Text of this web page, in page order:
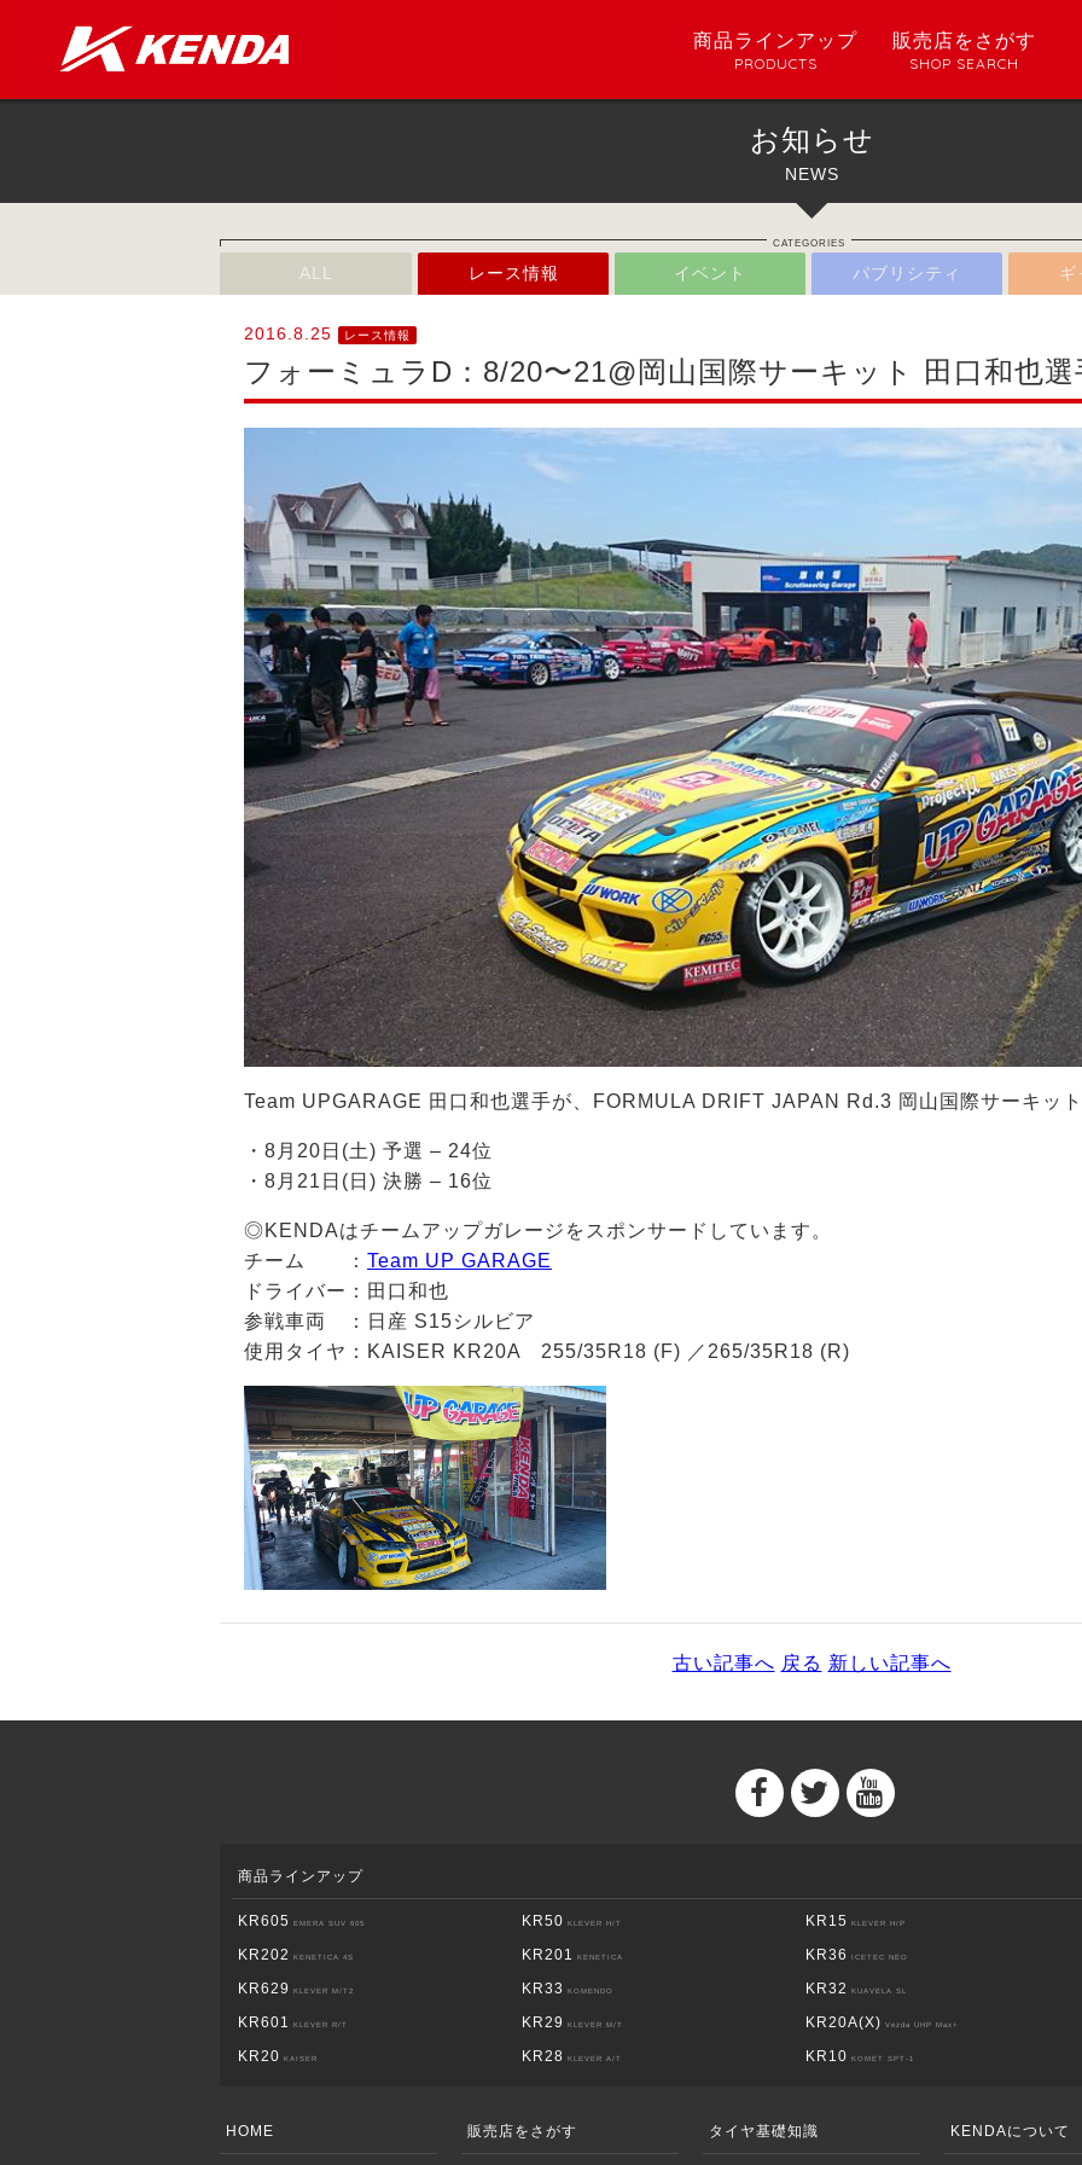
商品ラインアップ
PRODUCTS
販売店をさがす
SHOP SEARCH
お知らせ
NEWS
CATEGORIES
ALL レース情報 イベント パブリシティ ギ
2016.8.25 レース情報
フォーミュラD：8/20〜21@岡山国際サーキット 田口和也選
Team UPGARAGE 田口和也選手が、FORMULA DRIFT JAPAN Rd.3 岡山国際サーキット
・8月20日(土) 予選 – 24位
・8月21日(日) 決勝 – 16位
◎KENDAはチームアップガレージをスポンサードしています。
チーム ： Team UP GARAGE
ドライバー：田口和也
参戦車両 ：日産 S15シルビア
使用タイヤ： KAISER KR20A 255/35R18 (F) ／265/35R18 (R)
古い記事へ 戻る 新しい記事へ
商品ラインアップ
KR605 EMERA SUV 605 KR50 KLEVER H/T KR15 KLEVER H/P
KR202 KENETICA 4S KR201 KENETICA KR36 ICETEC NEO
KR629 KLEVER M/T2 KR33 KOMENDO KR32 KUAVELA SL
KR601 KLEVER R/T KR29 KLEVER M/T KR20A(X) Vezda UHP Max+
KR20 KAISER KR28 KLEVER A/T KR10 KOMET SPT-1
HOME 販売店をさがす タイヤ基礎知識 KENDAについて